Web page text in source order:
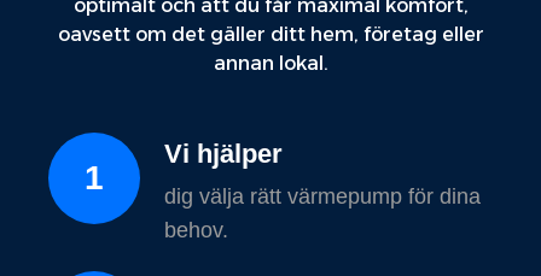
optimalt och att du får maximal komfort,
oavsett om det gäller ditt hem, företag eller
annan lokal.
1
Vi hjälper
dig välja rätt värmepump för dina
behov.